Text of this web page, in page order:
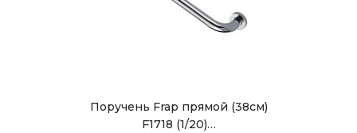
Поручень Frap прямой (38см)
F1718 (1/20)…